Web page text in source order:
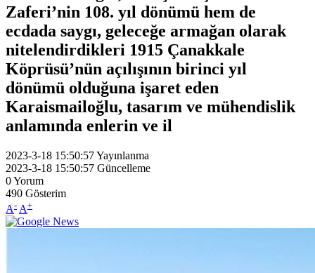
Zaferi’nin 108. yıl dönümü hem de
ecdada saygı, geleceğe armağan olarak
nitelendirdikleri 1915 Çanakkale
Köprüsü’nün açılışının birinci yıl
dönümü olduğuna işaret eden
Karaismailoğlu, tasarım ve mühendislik
anlamında enlerin ve il
2023-3-18 15:50:57Yayınlanma
2023-3-18 15:50:57 Güncelleme
0Yorum
490 Gösterim
A- A+